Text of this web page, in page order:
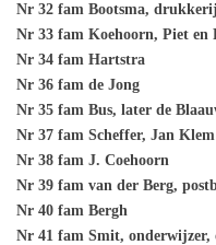
Nr 32 fam Bootsma, drukkerij
Nr 33 fam Koehoorn, Piet en
Nr 34 fam Hartstra
Nr 36 fam de Jong
Nr 35 fam Bus, later de
Nr 37 fam Scheffer, Jan Klem
Nr 38 fam J. Coehoorn
Nr 39 fam van der Berg,
Nr 40 fam Bergh
Nr 41 fam Smit, onderwijzer,